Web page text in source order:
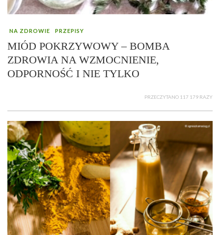
NA ZDROWIE PRZEPISY
MIÓD POKRZYWOWY – BOMBA
ZDROWIA NA WZMOCNIENIE,
ODPORNOŚĆ I NIE TYLKO
PRZECZYTANO 117 179 RAZY